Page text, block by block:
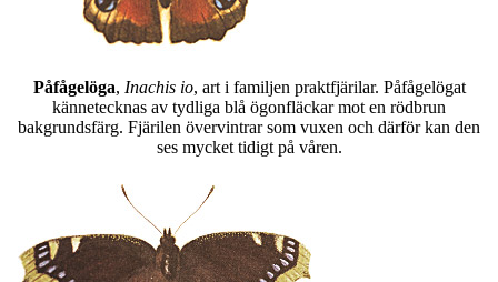
Påfågelöga, Inachis io, art i familjen praktfjärilar. Påfågelögat
kännetecknas av tydliga blå ögonfläckar mot en rödbrun
bakgrundsfärg. Fjärilen övervintrar som vuxen och därför kan den
ses mycket tidigt på våren.